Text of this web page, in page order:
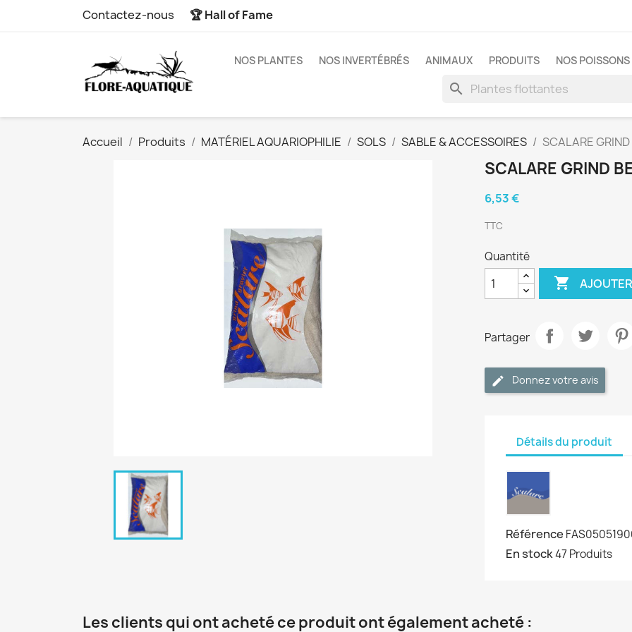
Contactez-nous 🏆 Hall of Fame
NOS PLANTES NOS INVERTÉBRÉS ANIMAUX PRODUITS NOS
search
Accueil Produits MATÉRIEL AQUARIOPHILIE SOLS SABLE & ACCESSOIRES SCALARE
SCALARE GRIND
6,53 €
TTC
Quantité

Partager
Donnez votre avis
Détails du produit
Référence
En stock47 Produits
Les clients qui ont acheté ce produit ont également acheté :